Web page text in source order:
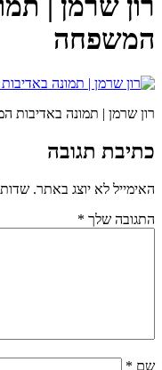
רון שרמן |
המשפחה
רון שרמן | תמונה באדיבות
כתיבת תגובה
האימייל לא יוצג באתר.
התגובה שלך *
שם *